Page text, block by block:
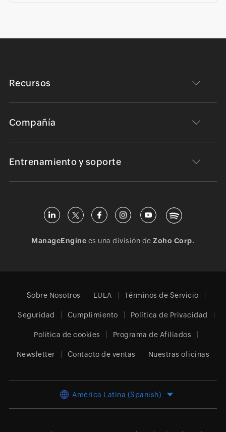
Recursos
Compañía
Entrenamiento y soporte
ManageEngine es una división deZoho Corp.
Sobre Nosotros EULA Términos de Servicio
Seguridad Cumplimiento Política de Privacidad
Política de cookies Programa de Afiliados
Newsletter Contacto de ventas Nuestras oficinas
América Latina (Spanish)